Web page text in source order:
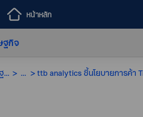
หน้าหลัก
ฐกิจ
...